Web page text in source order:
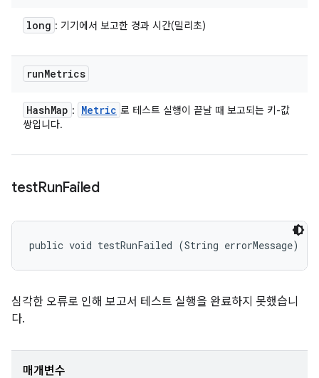
long : 기기에서 보고한 경과 시간(밀리초)
runMetrics
HashMap : Metric 로 테스트 실행이 끝날 때 보고되는 키-값
쌍입니다.
testRunFailed
public void testRunFailed (String errorMessage)
심각한 오류로 인해 보고서 테스트 실행을 완료하지 못했습니
다.
매개변수